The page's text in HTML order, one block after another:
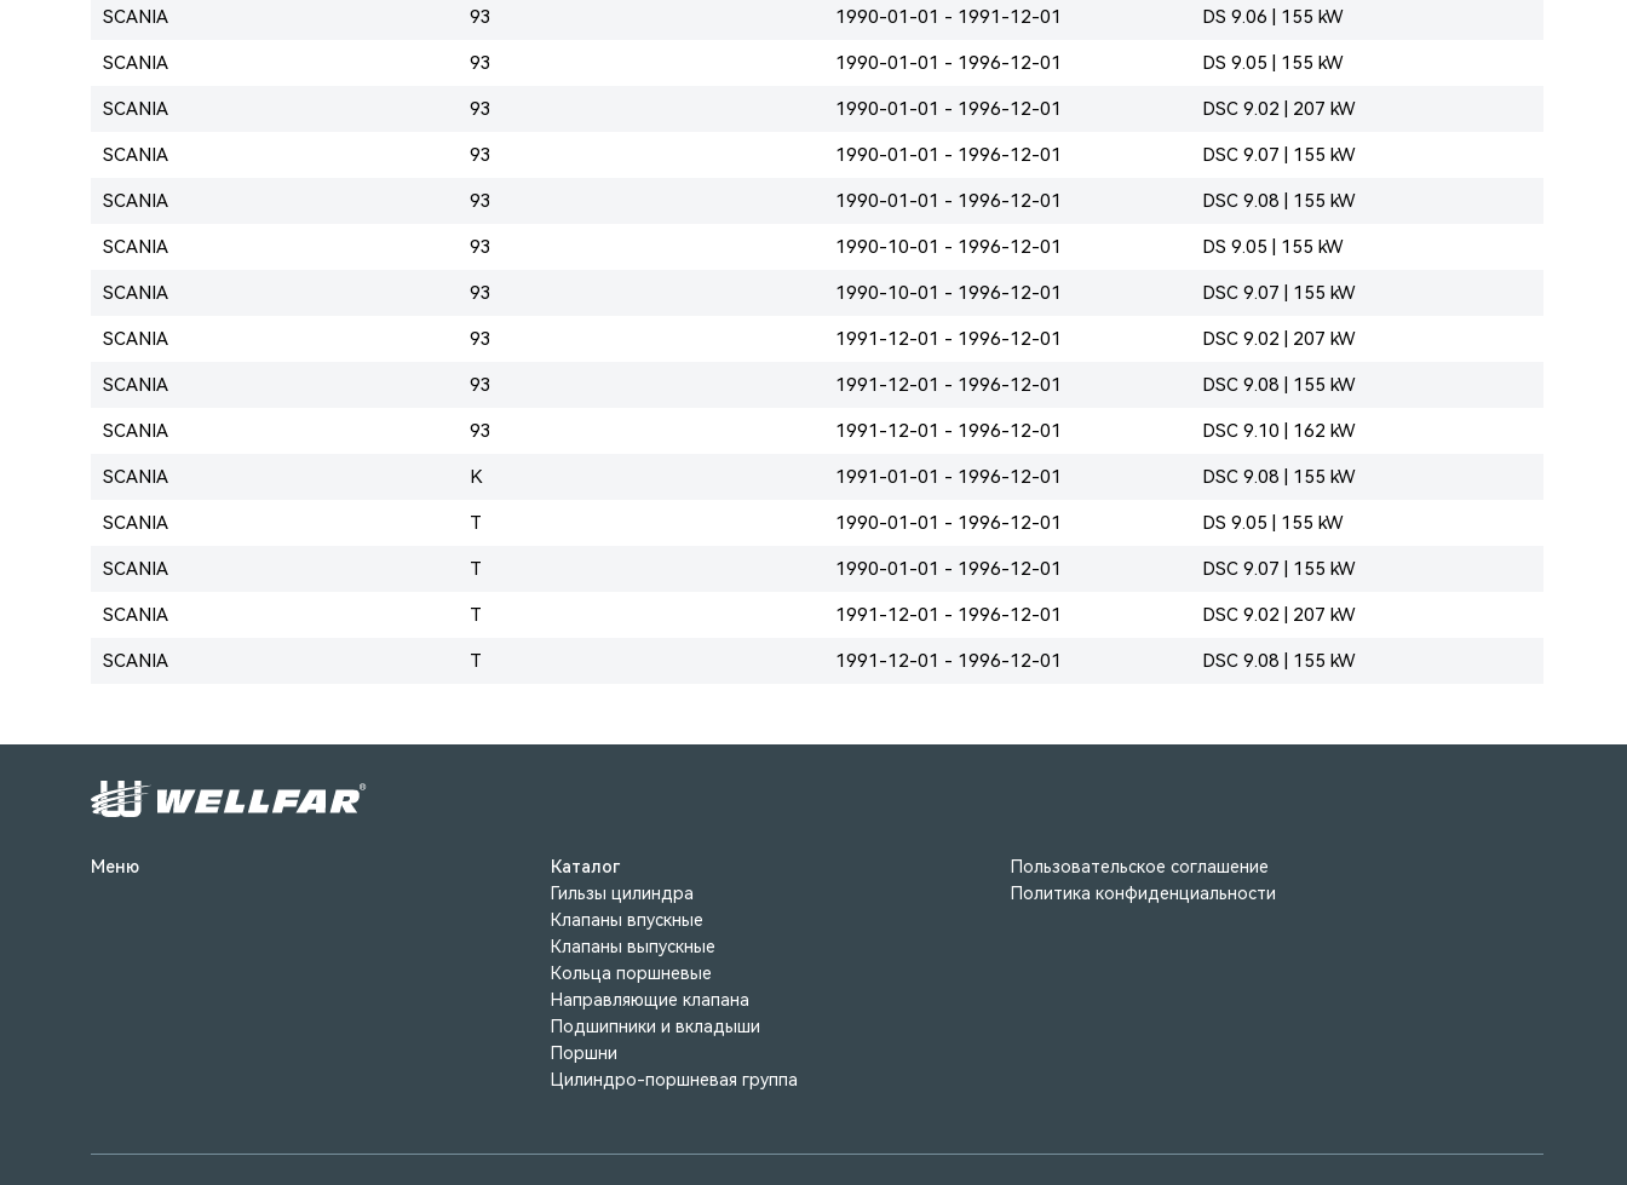
SCANIA 93 1990-01-01 - 1991-12-01 DS 9.06 | 155 kW
SCANIA 93 1990-01-01 - 1996-12-01 DS 9.05 | 155 kW
SCANIA 93 1990-01-01 - 1996-12-01 DSC 9.02 | 207 kW
SCANIA 93 1990-01-01 - 1996-12-01 DSC 9.07 | 155 kW
SCANIA 93 1990-01-01 - 1996-12-01 DSC 9.08 | 155 kW
SCANIA 93 1990-10-01 - 1996-12-01 DS 9.05 | 155 kW
SCANIA 93 1990-10-01 - 1996-12-01 DSC 9.07 | 155 kW
SCANIA 93 1991-12-01 - 1996-12-01 DSC 9.02 | 207 kW
SCANIA 93 1991-12-01 - 1996-12-01 DSC 9.08 | 155 kW
SCANIA 93 1991-12-01 - 1996-12-01 DSC 9.10 | 162 kW
SCANIA K 1991-01-01 - 1996-12-01 DSC 9.08 | 155 kW
SCANIA T 1990-01-01 - 1996-12-01 DS 9.05 | 155 kW
SCANIA T 1990-01-01 - 1996-12-01 DSC 9.07 | 155 kW
SCANIA T 1991-12-01 - 1996-12-01 DSC 9.02 | 207 kW
SCANIA T 1991-12-01 - 1996-12-01 DSC 9.08 | 155 kW
Меню
Каталог
Гильзы цилиндра
Клапаны впускные
Клапаны выпускные
Кольца поршневые
Направляющие клапана
Подшипники и вкладыши
Поршни
Цилиндро-поршневая группа
Пользовательское соглашение
Политика конфиденциальности